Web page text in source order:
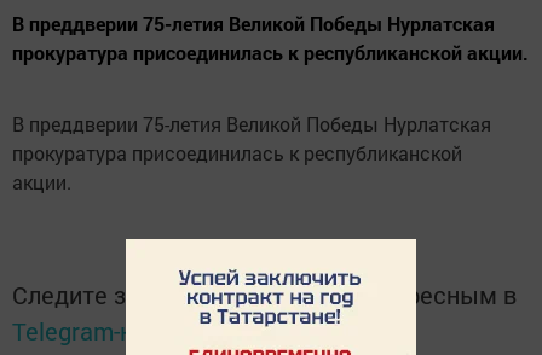
В преддверии 75-летия Великой Победы Нурлатская
прокуратура присоединилась к республиканской акции.
В преддверии 75-летия Великой Победы Нурлатская
прокуратура присоединилась к республиканской
акции.
Следите за самым важным и интересным в
Telegram-канале
Татмедиа